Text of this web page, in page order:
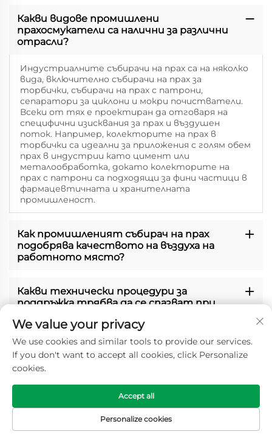
Какви видове промишлени
прахосмукатели са налични за различни
отрасли?
Индустриалните събирачи на прах са на няколко
вида, включително събирачи на прах за
торбички, събирачи на прах с патрони,
сепаратори за циклони и мокри почистватели.
Всеки от тях е проектиран да отговаря на
специфични изисквания за прах и въздушен
поток. Например, колекторите на прах в
торбички са идеални за приложения с голям обем
прах в индустрии като цимент или
металообработка, докато колекторите на
прах с патрони са подходящи за фини частици в
фармацевтичната и хранителната
промишленост.
Как промишленият събирач на прах
подобрява качеството на въздуха на
работното място?
Какви технически процедури за
поддръжка трябва да се спазват при
Каква е разликата между патроните за
събиране на прах и патроните за
събиране на прах?
Как да избера подходящия
индустриален събирач на прах за моя
обект?
We value your privacy
We use cookies and similar tools to provide our services.
If you don't want to accept all cookies, click Personalize
cookies.
Personalize cookies
Accept all